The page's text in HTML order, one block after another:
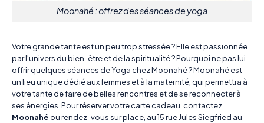
Moonahé : offrez des séances de yoga
Votre grande tante est un peu trop stressée ? Elle est passionnée
par l’univers du bien-être et de la spiritualité ? Pourquoi ne pas lui
offrir quelques séances de Yoga chez Moonahé ? Moonahé est
un lieu unique dédié aux femmes et à la maternité, qui permettra à
votre tante de faire de belles rencontres et de se reconnecter à
ses énergies. Pour réserver votre carte cadeau, contactez
Moonahé ou rendez-vous sur place, au 15 rue Jules Siegfried au